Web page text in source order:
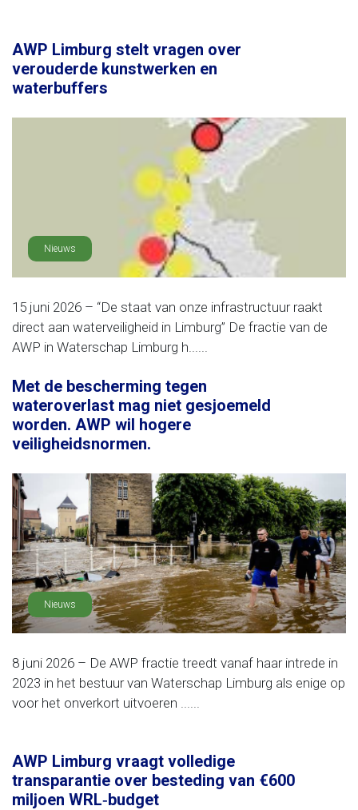
AWP Limburg stelt vragen over
verouderde kunstwerken en
waterbuffers
Nieuws
15 juni 2026 – “De staat van onze infrastructuur raakt
direct aan waterveiligheid in Limburg” De fractie van de
AWP in Waterschap Limburg h......
Met de bescherming tegen
wateroverlast mag niet gesjoemeld
worden. AWP wil hogere
veiligheidsnormen.
Nieuws
8 juni 2026 – De AWP fractie treedt vanaf haar intrede in
2023 in het bestuur van Waterschap Limburg als enige op
voor het onverkort uitvoeren ......
AWP Limburg vraagt volledige
transparantie over besteding van €600
miljoen WRL‑budget